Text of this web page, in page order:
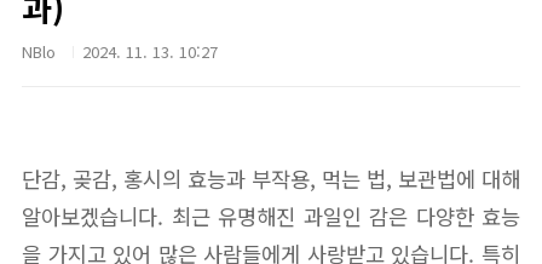
NBlo 2024. 11. 13. 10:27
단감, 곶감, 홍시의 효능과 부작용, 먹는 법, 보관법에 대해
알아보겠습니다. 최근 유명해진 과일인 감은 다양한 효능
을 가지고 있어 많은 사람들에게 사랑받고 있습니다. 특히